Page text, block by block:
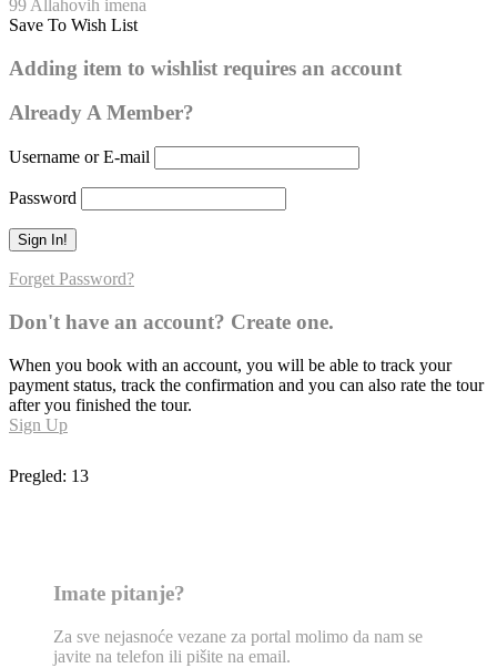
El-Kebir
0
99 Allahovih imena
Save To Wish List
Adding item to wishlist requires an account
Already A Member?
Username or E-mail
Password
Forget Password?
Don't have an account? Create one.
When you book with an account, you will be able to track your
payment status, track the confirmation and you can also rate the tour
after you finished the tour.
Sign Up
Pregled: 13
Imate pitanje?
Za sve nejasnoće vezane za portal molimo da nam se
javite na telefon ili pišite na email.